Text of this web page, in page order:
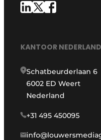
KANTOOR NEDERLAND
Schatbeurderlaan 6
6002 ED Weert
Nederland
+31 495 450095